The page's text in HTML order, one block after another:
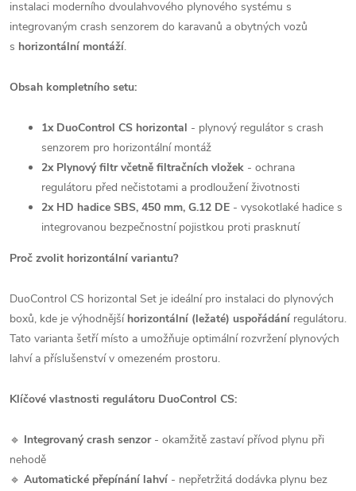
instalaci moderního dvoulahvového plynového systému s
integrovaným crash senzorem do karavanů a obytných vozů
s horizontální montáží.
Obsah kompletního setu:
1x DuoControl CS horizontal - plynový regulátor s crash
senzorem pro horizontální montáž
2x Plynový filtr včetně filtračních vložek - ochrana
regulátoru před nečistotami a prodloužení životnosti
2x HD hadice SBS, 450 mm, G.12 DE - vysokotlaké hadice s
integrovanou bezpečnostní pojistkou proti prasknutí
Proč zvolit horizontální variantu?
DuoControl CS horizontal Set je ideální pro instalaci do plynových
boxů, kde je výhodnější horizontální (ležaté) uspořádání regulátoru.
Tato varianta šetří místo a umožňuje optimální rozvržení plynových
lahví a příslušenství v omezeném prostoru.
Klíčové vlastnosti regulátoru DuoControl CS:
🔹 Integrovaný crash senzor - okamžitě zastaví přívod plynu při
nehodě
🔹 Automatické přepínání lahví - nepřetržitá dodávka plynu bez